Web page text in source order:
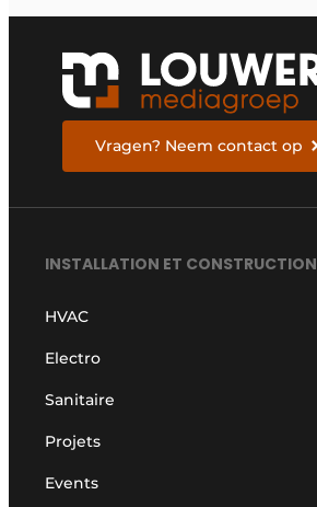
Vragen? Neem contact op
INSTALLATION ET CONSTRUCTION
HVAC
Electro
Sanitaire
Projets
Events